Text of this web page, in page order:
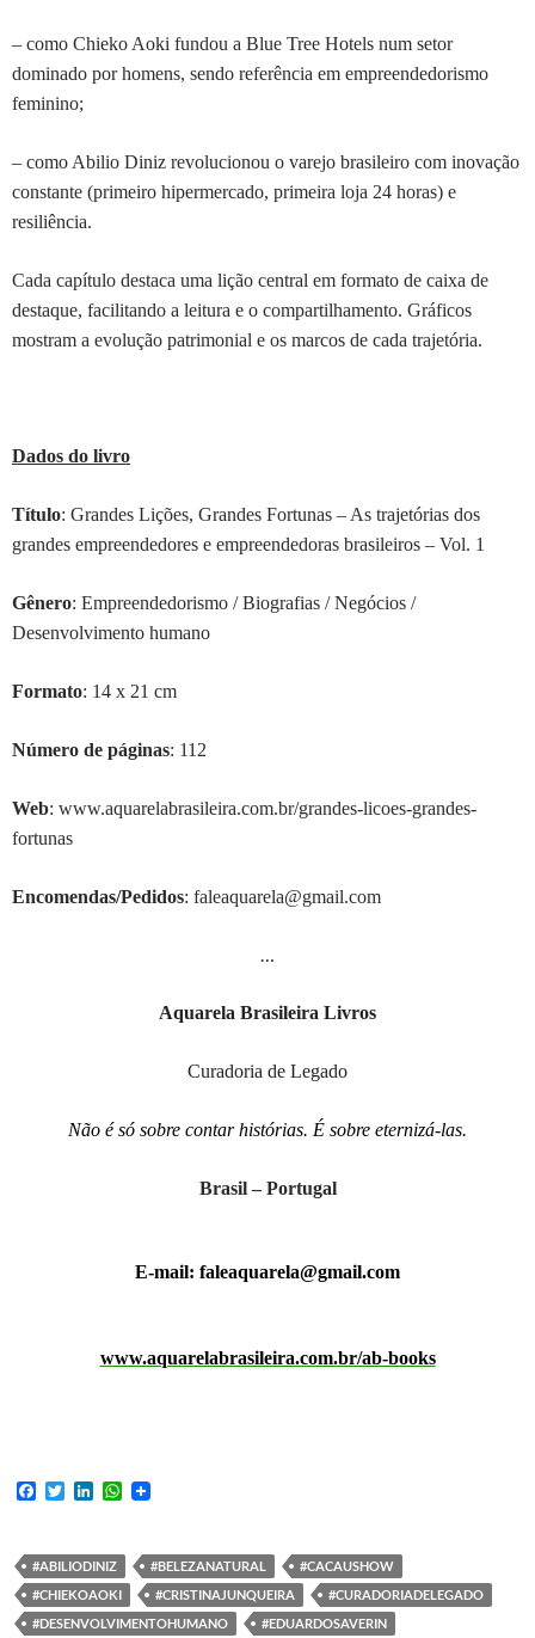
– como Chieko Aoki fundou a Blue Tree Hotels num setor
dominado por homens, sendo referência em empreendedorismo
feminino;
– como Abilio Diniz revolucionou o varejo brasileiro com inovação
constante (primeiro hipermercado, primeira loja 24 horas) e
resiliência.
Cada capítulo destaca uma lição central em formato de caixa de
destaque, facilitando a leitura e o compartilhamento. Gráficos
mostram a evolução patrimonial e os marcos de cada trajetória.
Dados do livro
Título: Grandes Lições, Grandes Fortunas – As trajetórias dos
grandes empreendedores e empreendedoras brasileiros – Vol. 1
Gênero: Empreendedorismo / Biografias / Negócios /
Desenvolvimento humano
Formato: 14 x 21 cm
Número de páginas: 112
Web: www.aquarelabrasileira.com.br/grandes-licoes-grandes-
fortunas
Encomendas/Pedidos: faleaquarela@gmail.com
Aquarela Brasileira Livros
Curadoria de Legado
Não é só sobre contar histórias. É sobre eternizá-las.
Brasil – Portugal
E-mail: faleaquarela@gmail.com
www.aquarelabrasileira.com.br/ab-books
F
b
o
o
k
T
t
e
r
e
d
I
n
W
A
p
p
#ABILIODINIZ #BELEZANATURAL
#CACAUSHOW
#CHIEKOAOKI
#CRISTINAJUNQUEIRA
#CURADORIADELEGADO
#DESENVOLVIMENTOHUMANO
#EDUARDOSAVERIN